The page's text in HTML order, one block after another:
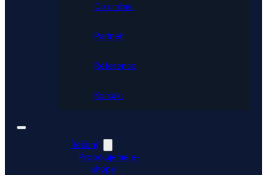
Co umíme
Partneři
Reference
Kontakt
Řešení
Propojujeme e-
shopy